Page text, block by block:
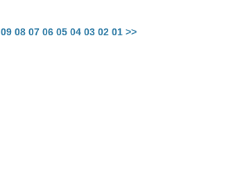
09 08 07 06 05 04 03 02 01 >>